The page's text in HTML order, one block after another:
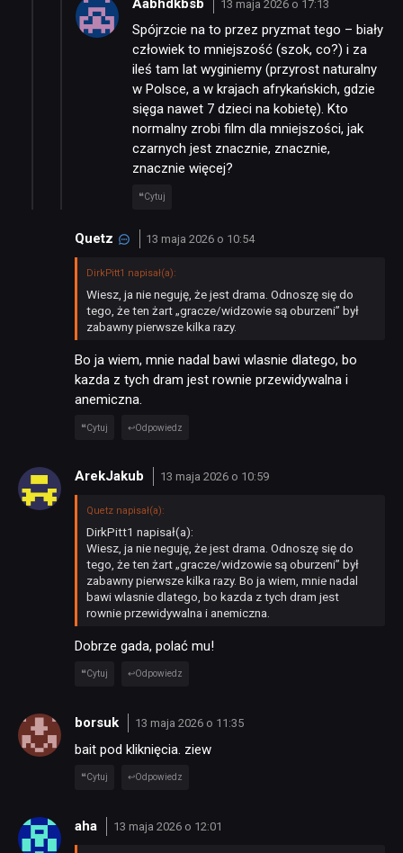
RECENZJE
PUBLICYSTYKA
KULTURA
RETRO
TECHNOLOGIE
DYSKUSJE
JUŻ GRALIŚMY
SKLEP
Aabhdkbsb 13 maja 2026 o 17:13
Spójrzcie na to przez pryzmat tego – biały
człowiek to mniejszość (szok, co?) i za
ileś tam lat wyginiemy (przyrost naturalny
w Polsce, a w krajach afrykańskich, gdzie
sięga nawet 7 dzieci na kobietę). Kto
normalny zrobi film dla mniejszości, jak
czarnych jest znacznie, znacznie,
znacznie więcej?
Cytuj
Quetz 13 maja 2026 o 10:54
DirkPitt1 napisał(a):
Wiesz, ja nie neguję, że jest drama. Odnoszę się do
tego, że ten żart „gracze/widzowie są oburzeni” był
zabawny pierwsze kilka razy.
Bo ja wiem, mnie nadal bawi wlasnie dlatego, bo
kazda z tych dram jest rownie przewidywalna i
anemiczna.
Cytuj Odpowiedz
ArekJakub 13 maja 2026 o 10:59
Quetz napisał(a):
DirkPitt1 napisał(a):
Wiesz, ja nie neguję, że jest drama. Odnoszę się do
tego, że ten żart „gracze/widzowie są oburzeni” był
zabawny pierwsze kilka razy. Bo ja wiem, mnie nadal
bawi wlasnie dlatego, bo kazda z tych dram jest
rownie przewidywalna i anemiczna.
Dobrze gada, polać mu!
Cytuj Odpowiedz
borsuk 13 maja 2026 o 11:35
bait pod kliknięcia. ziew
Cytuj Odpowiedz
aha 13 maja 2026 o 12:01